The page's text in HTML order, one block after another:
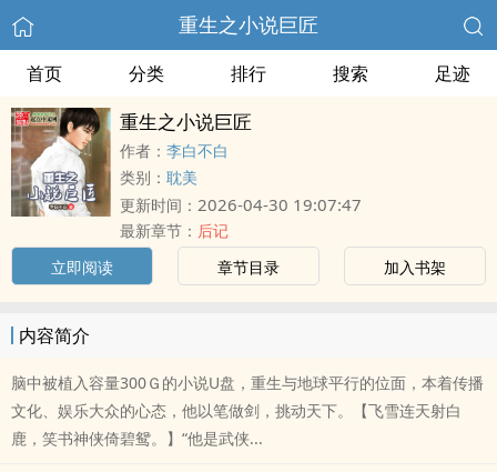
重生之小说巨匠
首页 分类 排行 搜索 足迹
重生之小说巨匠
作者： 李白不白
类别： 耽美
更新时间： 2026-04-30 19:07:47
最新章节： 后记
立即阅读
章节目录 加入书架
内容简介
脑中被植入容量300Ｇ的小说U盘，重生与地球平行的位面，本着传播
文化、娱乐大众的心态，他以笔做剑，挑动天下。【飞雪连天射白
鹿，笑书神侠倚碧鸳。】“他是武侠...